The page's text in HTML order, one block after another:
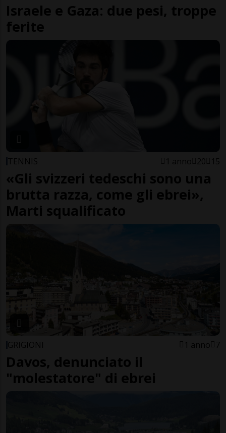
Israele e Gaza: due pesi, troppe
ferite
TENNIS 1 anno 20 15
«Gli svizzeri tedeschi sono una
brutta razza, come gli ebrei»,
Marti squalificato
GRIGIONI 1 anno 7
Davos, denunciato il
"molestatore" di ebrei